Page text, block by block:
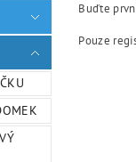
Buďte
Pouze